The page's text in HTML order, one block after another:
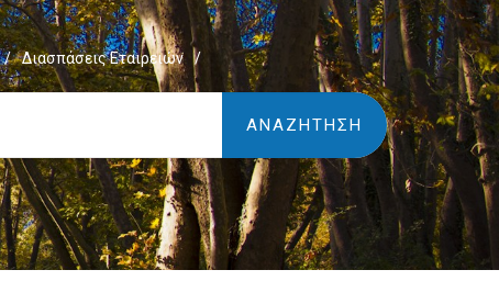
/ Διασπάσεις Εταιρειών /